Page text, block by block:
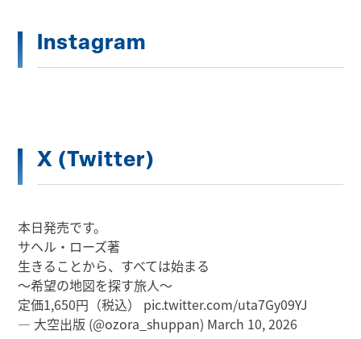
Instagram
X (Twitter)
本日発売です。
サヘル・ローズ著
生きることから、すべては始まる
～希望の地図を探す旅人～
定価1,650円（税込） pic.twitter.com/uta7Gy09YJ
— 大空出版 (@ozora_shuppan) March 10, 2026